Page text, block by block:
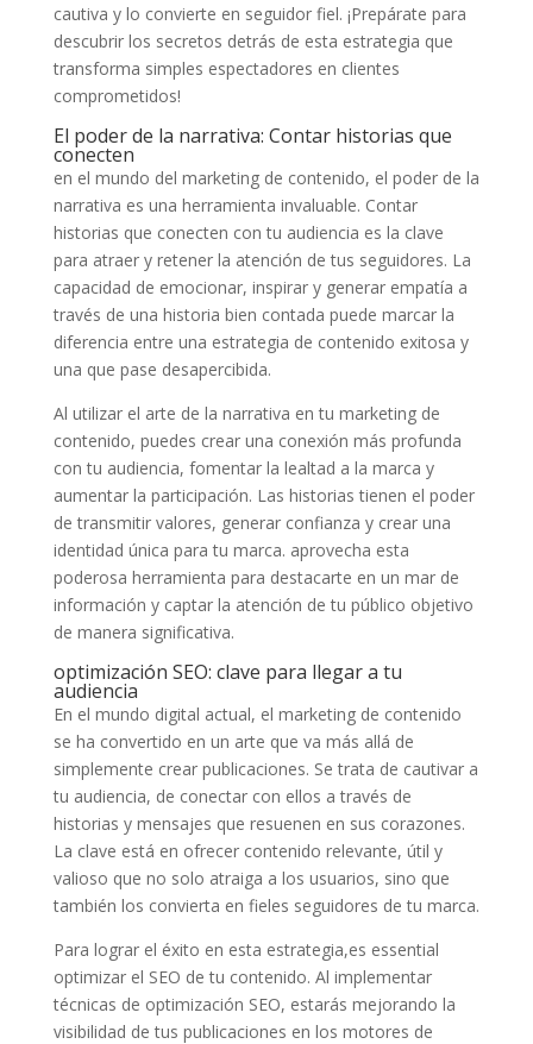
‍cautiva y ⁣lo convierte en seguidor fiel. ¡Prepárate para
descubrir los secretos detrás de esta estrategia⁣ que
transforma simples espectadores en ‍clientes
comprometidos!
El​ poder de⁣ la‌ narrativa: Contar historias que
conecten
en el mundo del ‍marketing de⁣ contenido, el poder de la⁤
narrativa es una ⁤herramienta invaluable. Contar
historias que conecten con tu ‌audiencia es la‌ clave
para atraer y retener ​la atención de⁤ tus seguidores. La
capacidad de‌ emocionar, inspirar y⁢ generar empatía a
través de‍ una historia​ bien contada puede marcar la
diferencia ‌entre una estrategia ​de contenido exitosa y
una​ que pase desapercibida.
Al⁤ utilizar ⁤el arte de⁤ la narrativa en⁣ tu marketing de
contenido, ⁤puedes crear una conexión más profunda ​
con tu audiencia,⁣ fomentar la lealtad a la marca y‍
aumentar la participación. Las historias tienen el poder
de transmitir‍ valores, generar confianza y crear una
identidad ⁤única para tu marca. aprovecha esta
‌poderosa herramienta ‌para destacarte en un mar de
⁤información ‌y captar la ⁣atención de tu ‍público objetivo‌
de manera ⁢significativa.
optimización SEO: clave para llegar a tu
audiencia
En el mundo digital actual, el marketing de contenido
se ha ⁣convertido en un ⁣arte que va más allá de
simplemente crear⁤ publicaciones. ⁣Se trata de cautivar a
tu audiencia, de conectar con ellos a⁣ través ‌de
historias y mensajes que resuenen​ en sus corazones.
La clave está en ofrecer ⁤contenido relevante, útil y
valioso que no⁢ solo ​atraiga a los ⁢usuarios, sino que
también los convierta en fieles seguidores de tu marca.
Para lograr el éxito⁣ en ⁤esta estrategia,es essential
optimizar el SEO ‌de tu contenido. Al implementar
⁣técnicas de ⁣optimización SEO, estarás mejorando la
visibilidad de tus publicaciones en⁤ los motores de